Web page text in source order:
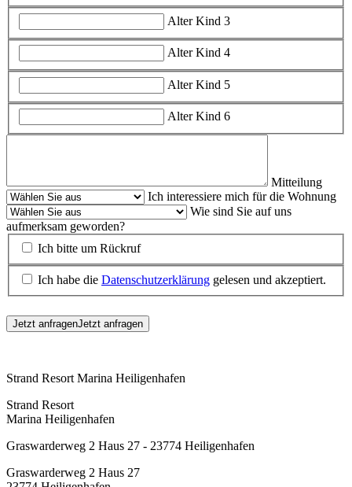
Alter Kind 3
Alter Kind 4
Alter Kind 5
Alter Kind 6
Mitteilung
Ich interessiere mich für die Wohnung
Wie sind Sie auf uns
aufmerksam geworden?
Ich bitte um Rückruf
Ich habe die Datenschutzerklärung gelesen und akzeptiert.
Jetzt anfragenJetzt anfragen
Strand Resort Marina Heiligenhafen
Strand Resort
Marina Heiligenhafen
Graswarderweg 2 Haus 27 - 23774 Heiligenhafen
Graswarderweg 2 Haus 27